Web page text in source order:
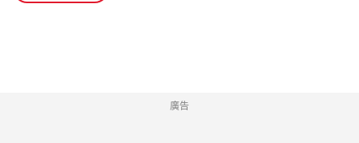
廣告